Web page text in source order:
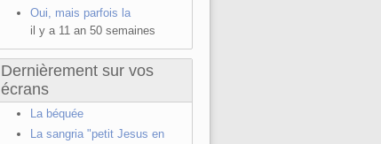
Oui, mais parfois la
il y a 11 an 50 semaines
Dernièrement sur vos
écrans
La béquée
La sangria "petit Jesus en